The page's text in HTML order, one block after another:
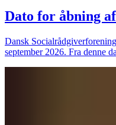
Dato for åbning
Dansk
september 2026. Fra denne